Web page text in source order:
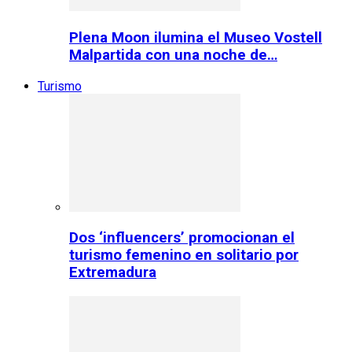
Plena Moon ilumina el Museo Vostell
Malpartida con una noche de…
Turismo
Dos ‘influencers’ promocionan el
turismo femenino en solitario por
Extremadura